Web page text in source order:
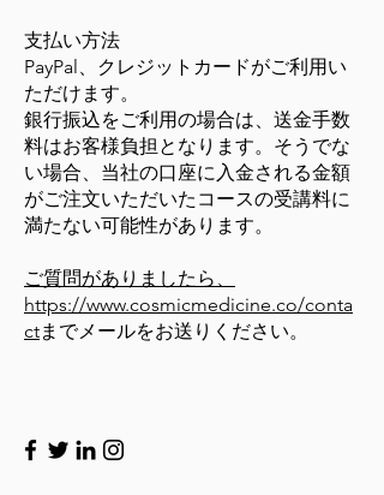
支払い方法
PayPal、クレジットカードがご利用い
ただけます。
銀行振込をご利用の場合は、送金手数
料はお客様負担となります。そうでな
い場合、当社の口座に入金される金額
がご注文いただいたコースの受講料に
満たない可能性があります。
ご質問がありましたら、
https://www.cosmicmedicine.co/conta
ctまでメールをお送りください。